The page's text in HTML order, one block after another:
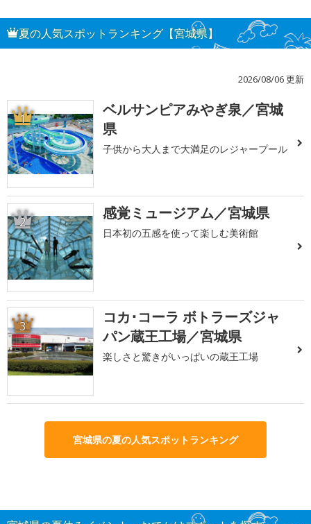
夏の人気スポットランキング【宮城県】
2026/08/06 更新
1
ベルサンピアみやぎ泉／宮城
県
子供から大人まで大満足のレジャープール
2 感覚ミュージアム／宮城県
日本初の五感を使って楽しむ美術館
3
コカ･コーラ ボトラーズジャ
パン蔵王工場／宮城県
楽しさと驚きがいっぱいの蔵王工場
宮城県の夏の人気スポットランキング